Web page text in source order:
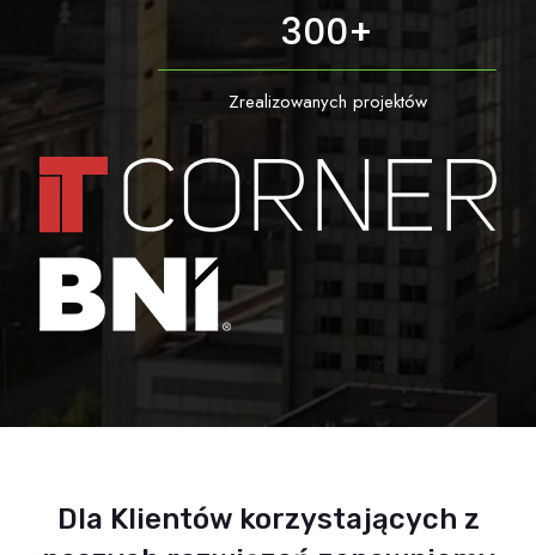
300+
Zrealizowanych projektów
Dla Klientów korzystających z